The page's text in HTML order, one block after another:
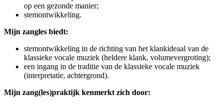
op een gezonde manier;
stemontwikkeling.
Mijn zangles biedt:
stemontwikkeling in de richting van het klankideaal van de
klassieke vocale muziek (heldere klank, volumevergroting);
een ingang in de traditie van de klassieke vocale muziek
(interpretatie, achtergrond).
Mijn zang(les)praktijk kenmerkt zich door: